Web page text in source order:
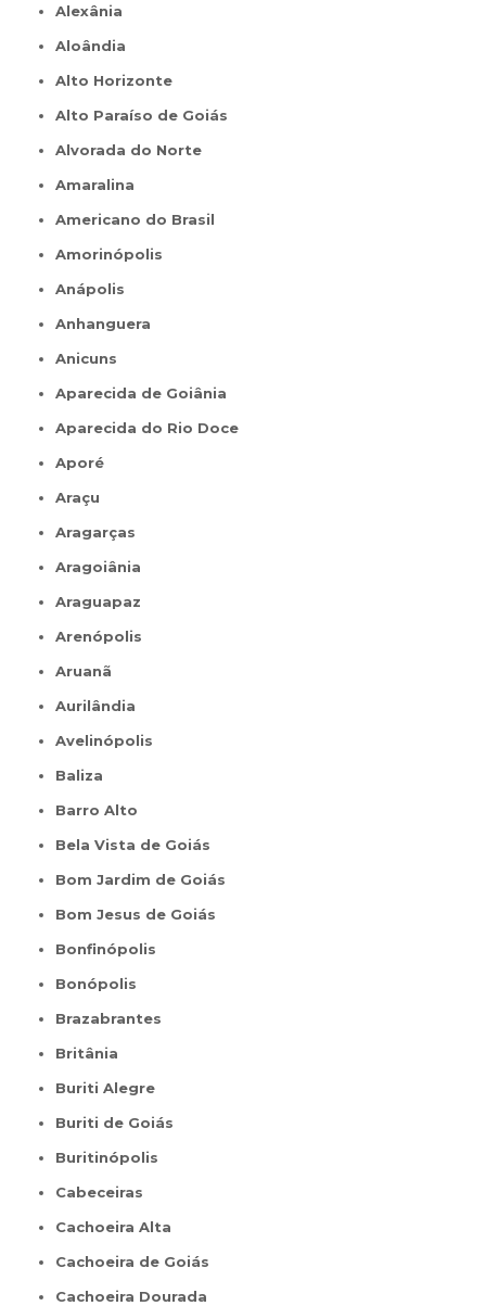
Alexânia
Aloândia
Alto Horizonte
Alto Paraíso de Goiás
Alvorada do Norte
Amaralina
Americano do Brasil
Amorinópolis
Anápolis
Anhanguera
Anicuns
Aparecida de Goiânia
Aparecida do Rio Doce
Aporé
Araçu
Aragarças
Aragoiânia
Araguapaz
Arenópolis
Aruanã
Aurilândia
Avelinópolis
Baliza
Barro Alto
Bela Vista de Goiás
Bom Jardim de Goiás
Bom Jesus de Goiás
Bonfinópolis
Bonópolis
Brazabrantes
Britânia
Buriti Alegre
Buriti de Goiás
Buritinópolis
Cabeceiras
Cachoeira Alta
Cachoeira de Goiás
Cachoeira Dourada